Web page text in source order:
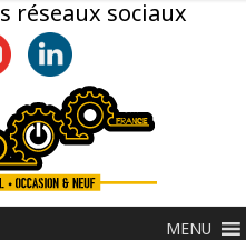
réseaux sociaux
MENU